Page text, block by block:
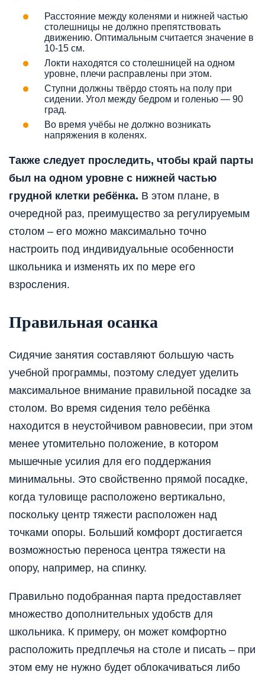
Расстояние между коленями и нижней частью
столешницы не должно препятствовать
движению. Оптимальным считается значение в
10-15 см.
Локти находятся со столешницей на одном
уровне, плечи расправлены при этом.
Ступни должны твёрдо стоять на полу при
сидении. Угол между бедром и голенью — 90
град.
Во время учёбы не должно возникать
напряжения в коленях.
Также следует проследить, чтобы край парты
был на одном уровне с нижней частью
грудной клетки ребёнка. В этом плане, в
очередной раз, преимущество за регулируемым
столом – его можно максимально точно
настроить под индивидуальные особенности
школьника и изменять их по мере его
взросления.
Правильная осанка
Сидячие занятия составляют большую часть
учебной программы, поэтому следует уделить
максимальное внимание правильной посадке за
столом. Во время сидения тело ребёнка
находится в неустойчивом равновесии, при этом
менее утомительно положение, в котором
мышечные усилия для его поддержания
минимальны. Это свойственно прямой посадке,
когда туловище расположено вертикально,
поскольку центр тяжести расположен над
точками опоры. Больший комфорт достигается
возможностью переноса центра тяжести на
опору, например, на спинку.
Правильно подобранная парта предоставляет
множество дополнительных удобств для
школьника. К примеру, он может комфортно
расположить предплечья на столе и писать – при
этом ему не нужно будет облокачиваться либо